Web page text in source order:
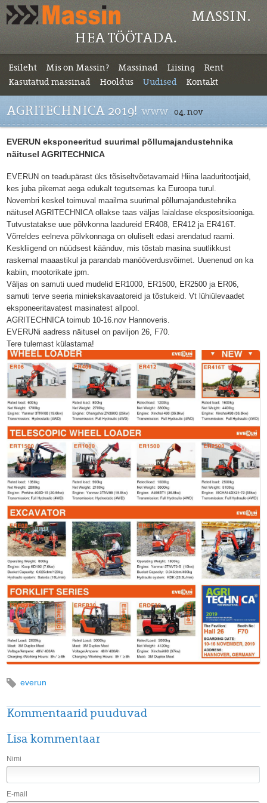
MASSIN.
HEA TÖÖTADA.
Esileht Mis on Massin? Massinad Liising
Rent
Kasutatud massinad
Hooldus Uudised Kontakt
AGRITECHNICA 2019! www 04. nov
EVERUN eksponeeritud suurimal põllumajandustehnika
näitusel AGRITECHNICA
EVERUN on teadupärast üks tõsiseltvõetavamaid Hiina laaduritootjaid,
kes juba pikemat aega edukalt tegutsemas ka Euroopa turul.
Novembri keskel toimuval maailma suurimal põllumajandustehnika
näitusel AGRITECHNICA ollakse taas väljas laialdase ekspositsiooniga.
Tutvustatakse uue põlvkonna laadureid ER408, ER412 ja ER416T.
Võrreldes eelneva põlvkonnaga on oluliselt edasi arendatud raami.
Keskliigend on nüüdsest käänduv, mis tõstab masina suutlikkust
raskemal maaastikul ja parandab manööverdusvõimet. Uuenenud on ka
kabiin, mootorikate jpm.
Väljas on samuti uued mudelid ER1000, ER1500, ER2500 ja ER06,
samuti terve seeria miniekskavaatoreid ja tõstukeid. Vt lühiülevaadet
eksponeeritavatest masinatest allpool.
AGRITECHNICA toimub 10-16.nov Hannoveris.
EVERUNi aadress näitusel on paviljon 26, F70.
Tere tulemast külastama!
everun
Kommentaarid puuduvad
Lisa kommentaar
Nimi
E-mail